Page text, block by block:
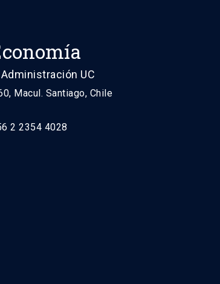
UC
Macul. Santiago, Chile
2 2354 4028